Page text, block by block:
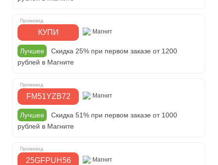
КУПИ Магнит
Лучшее
Скидка 25% при первом заказе от 1200
рублей в Магните
FM51YZB72 Магнит
Лучшее
Скидка 51% при первом заказе от 1000
рублей в Магните
25GFPUH56 Магнит